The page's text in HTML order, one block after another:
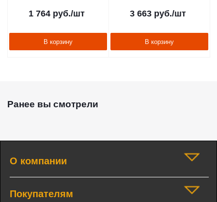
1 764руб./шт
В корзину
3 663руб./шт
В корзину
Ранее вы смотрели
О компании
Покупателям